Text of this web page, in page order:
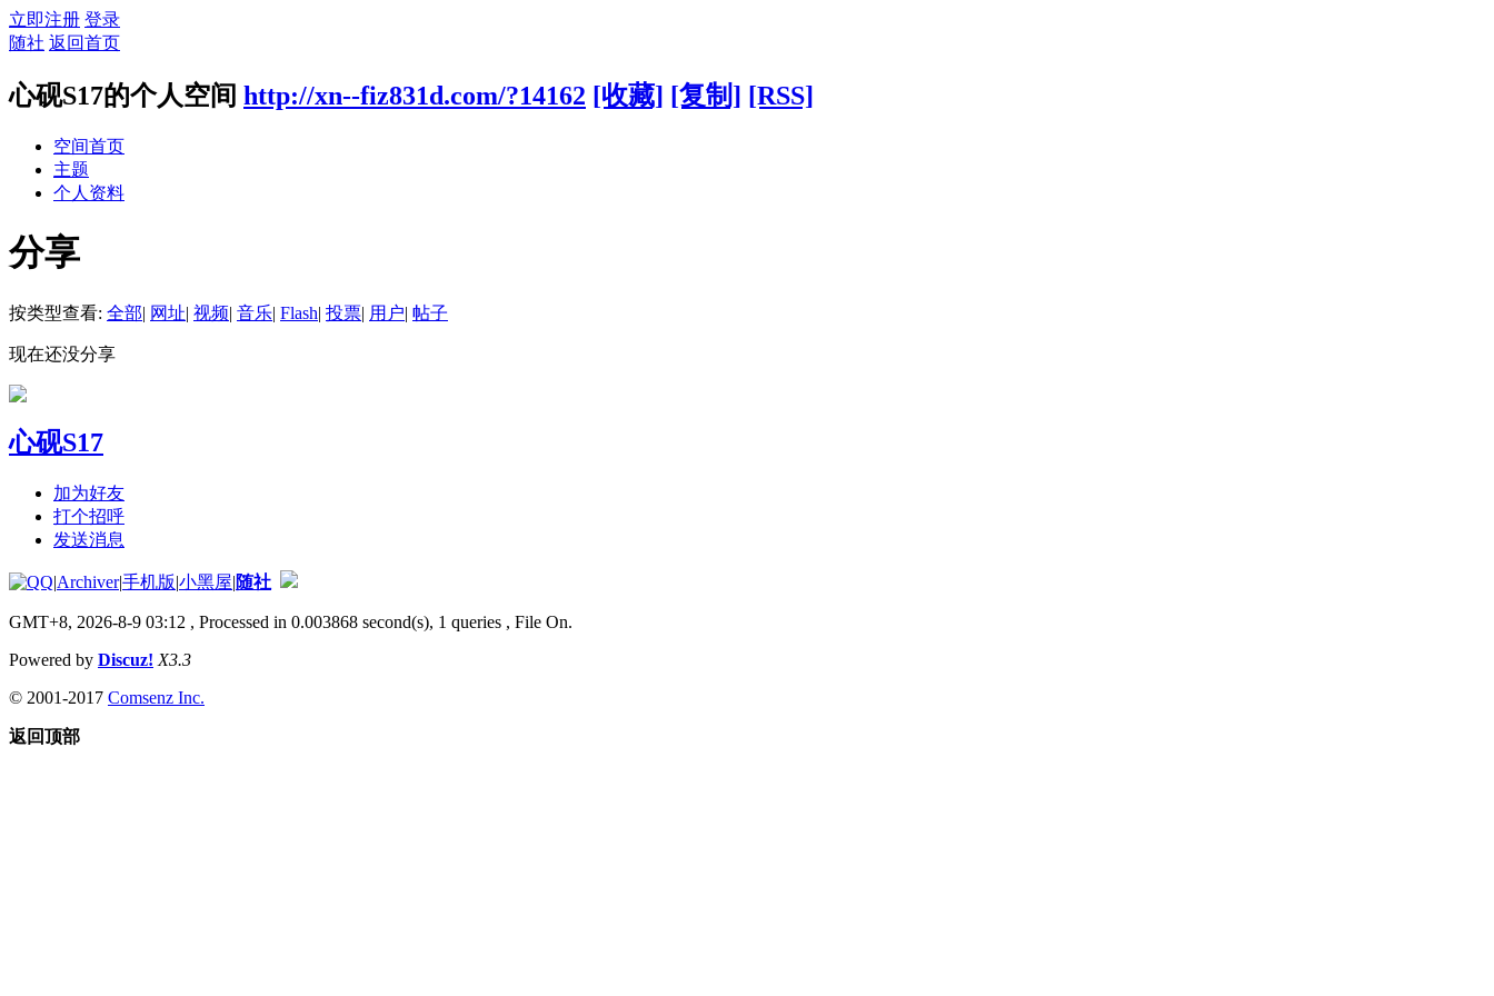
立即注册 登录
随社 返回首页
心砚S17的个人空间 http://xn--fiz831d.com/?14162 [收藏] [复制] [RSS]
空间首页
主题
个人资料
分享
按类型查看: 全部| 网址| 视频| 音乐| Flash| 投票| 用户| 帖子
现在还没分享
心砚S17
加为好友
打个招呼
发送消息
|Archiver|手机版|小黑屋|随社
GMT+8, 2026-8-9 03:12 , Processed in 0.003868 second(s), 1 queries , File On.
Powered by Discuz! X3.3
© 2001-2017 Comsenz Inc.
返回顶部